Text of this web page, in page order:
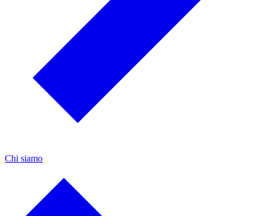
Chi siamo